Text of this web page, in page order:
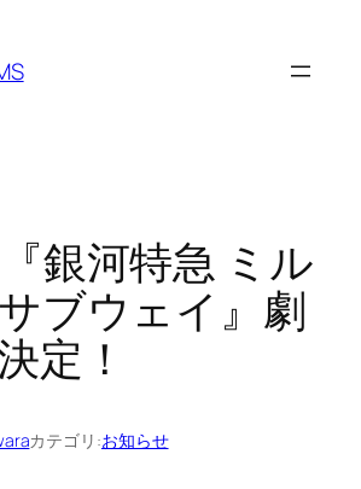
銀河特急 ミル
ブウェイ』劇
定！
カテゴリ:お知らせ